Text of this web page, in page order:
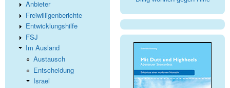
Anbieter
Freiwilligenberichte
Entwicklungshilfe
FSJ
Im Ausland
Austausch
Entscheidung
Israel